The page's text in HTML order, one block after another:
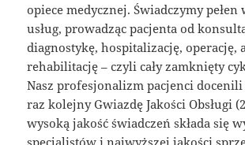
opiece medycznej. Świadczymy pełen
usług, prowadząc pacjenta od
diagnostykę, hospitalizację, operację,
rehabilitację – czyli cały zamknięty
Nasz profesjonalizm pacjenci
raz kolejny Gwiazdę Jakości Obsługi
wysoką jakość świadczeń składa się